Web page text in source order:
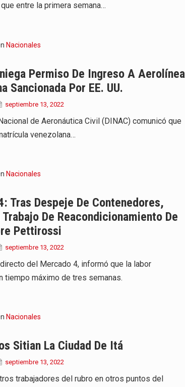
que entre la primera semana…
Nacionales
Permiso De Ingreso A Aerolínea
Sancionada Por EE. UU.
septiembre 13, 2022
de Aeronáutica Civil (DINAC) comunicó que
venezolana…
Nacionales
Tras Despeje De Contenedores,
De Reacondicionamiento De
Pettirossi
septiembre 13, 2022
del Mercado 4, informó que la labor
tiempo máximo de tres semanas.
Nacionales
Sitian La Ciudad De Itá
septiembre 13, 2022
trabajadores del rubro en otros puntos del